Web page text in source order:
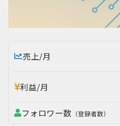
売上/月
利益/月
フォロワー数 （登録者数）